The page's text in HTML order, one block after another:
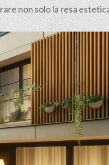
non solo la resa